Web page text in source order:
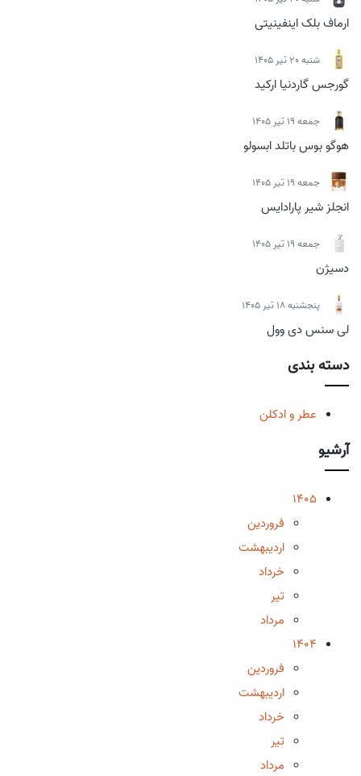
ارماف بلک اینفینیتی
شنبه 20 تیر 1405
گورجس گاردنیا ارکید
جمعه 19 تیر 1405
هوگو بوس باتلد ابسولو
جمعه 19 تیر 1405
انجلز شیر پارادایس
جمعه 19 تیر 1405
دسیژن
پنجشنبه 18 تیر 1405
لی سنس دی وول
دسته بندی
عطر و ادکلن
آرشیو
1405
فروردین
اردیبهشت
خرداد
تیر
مرداد
1404
فروردین
اردیبهشت
خرداد
تیر
مرداد